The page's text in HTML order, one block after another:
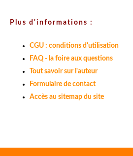
Plus d'informations :
CGU : conditions d'utilisation
FAQ - la foire aux questions
Tout savoir sur l'auteur
Formulaire de contact
Accès au sitemap du site